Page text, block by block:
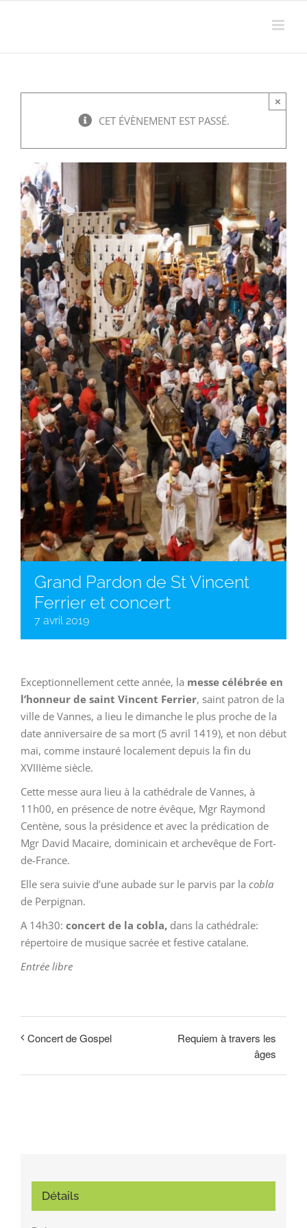
contenu
CET ÉVÈNEMENT EST PASSÉ.
×
Grand Pardon de St Vincent
Ferrier et concert
7 avril 2019
Exceptionnellement cette année, la messe célébrée en
l’honneur de saint Vincent Ferrier, saint patron de la
ville de Vannes, a lieu le dimanche le plus proche de la
date anniversaire de sa mort (5 avril 1419), et non début
mai, comme instauré localement depuis la fin du
XVIIIème siècle.
Cette messe aura lieu à la cathédrale de Vannes, à
11h00, en présence de notre évêque, Mgr Raymond
Centène, sous la présidence et avec la prédication de
Mgr David Macaire, dominicain et archevêque de Fort-
de-France.
Elle sera suivie d’une aubade sur le parvis par la cobla
de Perpignan.
A 14h30: concert de la cobla, dans la cathédrale:
répertoire de musique sacrée et festive catalane.
Entrée libre
Concert de Gospel
Requiem à travers les
âges
Détails